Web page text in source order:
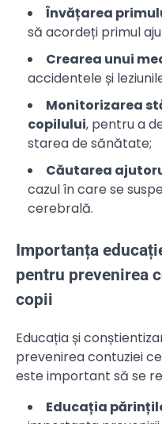
Învățarea
să acordeți primul
Crearea unui
accidentele și
Monitorizarea
copilului, pentru a
starea de sănătate;
Căutarea
cazul în care se
cerebrală.
Importanța
pentru prevenirea
copii
Educația și
prevenirea contuziei
este important să se
Educația